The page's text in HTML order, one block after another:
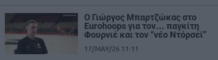
Ο Γιώργος Μπαρτζώκας στο
Eurohoops για τον… παγκίτη
Φουρνιέ και τον “νέο Ντόρσεϊ”
17/MAY/26 11:11